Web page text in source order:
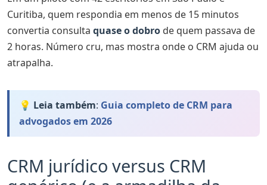
Curitiba, quem respondia em menos de 15 minutos
convertia consulta quase o dobro de quem passava de
2 horas. Número cru, mas mostra onde o CRM ajuda ou
atrapalha.
💡 Leia também: Guia completo de CRM para
advogados em 2026
CRM jurídico versus CRM